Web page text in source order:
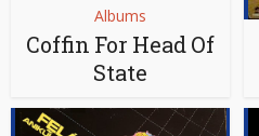
Albums
Coffin For Head Of
State